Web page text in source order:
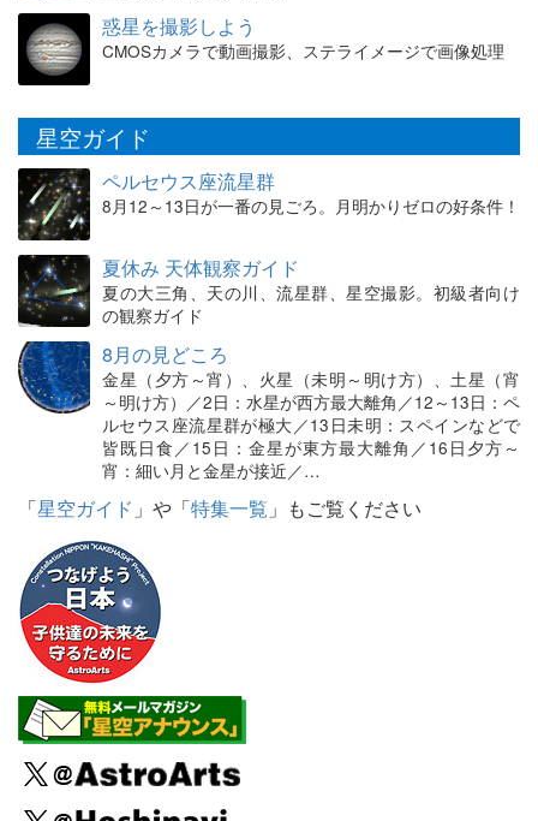
惑星を撮影しよう
CMOSカメラで動画撮影、ステライメージで画像処理
星空ガイド
ペルセウス座流星群
8月12～13日が一番の見ごろ。月明かりゼロの好条件！
夏休み 天体観察ガイド
夏の大三角、天の川、流星群、星空撮影。初級者向け
の観察ガイド
8月の見どころ
金星（夕方～宵）、火星（未明～明け方）、土星（宵
～明け方）／2日：水星が西方最大離角／12～13日：ペ
ルセウス座流星群が極大／13日未明：スペインなどで
皆既日食／15日：金星が東方最大離角／16日夕方～
宵：細い月と金星が接近／…
「星空ガイド 」や「特集一覧 」もご覧ください